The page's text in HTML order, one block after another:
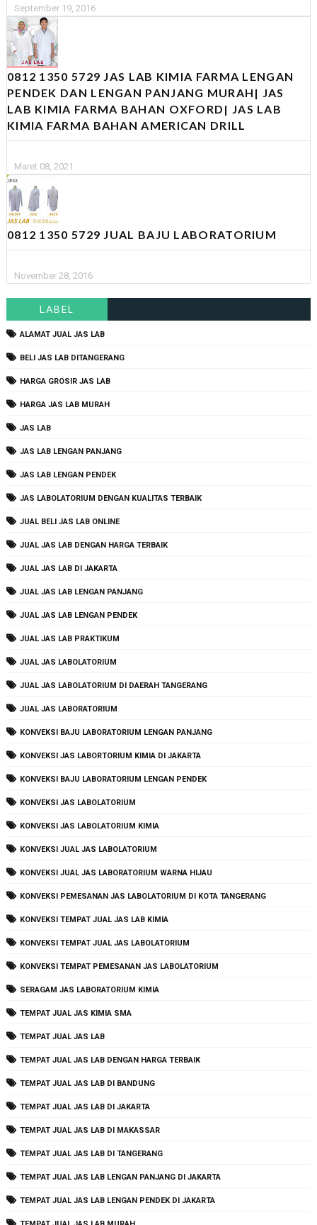
September 19, 2016
0812 1350 5729 JAS LAB KIMIA FARMA LENGAN
PENDEK DAN LENGAN PANJANG MURAH| JAS
LAB KIMIA FARMA BAHAN OXFORD| JAS LAB
KIMIA FARMA BAHAN AMERICAN DRILL
Maret 08, 2021
0812 1350 5729 JUAL BAJU LABORATORIUM
November 28, 2016
LABEL
ALAMAT JUAL JAS LAB
BELI JAS LAB DITANGERANG
HARGA GROSIR JAS LAB
HARGA JAS LAB MURAH
JAS LAB
JAS LAB LENGAN PANJANG
JAS LAB LENGAN PENDEK
JAS LABOLATORIUM DENGAN KUALITAS TERBAIK
JUAL BELI JAS LAB ONLINE
JUAL JAS LAB DENGAN HARGA TERBAIK
JUAL JAS LAB DI JAKARTA
JUAL JAS LAB LENGAN PANJANG
JUAL JAS LAB LENGAN PENDEK
JUAL JAS LAB PRAKTIKUM
JUAL JAS LABOLATORIUM
JUAL JAS LABOLATORIUM DI DAERAH TANGERANG
JUAL JAS LABORATORIUM
KONVEKSI BAJU LABORATORIUM LENGAN PANJANG
KONVEKSI JAS LABORTORIUM KIMIA DI JAKARTA
KONVEKSI BAJU LABORATORIUM LENGAN PENDEK
KONVEKSI JAS LABOLATORIUM
KONVEKSI JAS LABOLATORIUM KIMIA
KONVEKSI JUAL JAS LABOLATORIUM
KONVEKSI JUAL JAS LABORATORIUM WARNA HIJAU
KONVEKSI PEMESANAN JAS LABOLATORIUM DI KOTA TANGERANG
KONVEKSI TEMPAT JUAL JAS LAB KIMIA
KONVEKSI TEMPAT JUAL JAS LABOLATORIUM
KONVEKSI TEMPAT PEMESANAN JAS LABOLATORIUM
SERAGAM JAS LABORATORIUM KIMIA
TEMPAT JUAL JAS KIMIA SMA
TEMPAT JUAL JAS LAB
TEMPAT JUAL JAS LAB DENGAN HARGA TERBAIK
TEMPAT JUAL JAS LAB DI BANDUNG
TEMPAT JUAL JAS LAB DI JAKARTA
TEMPAT JUAL JAS LAB DI MAKASSAR
TEMPAT JUAL JAS LAB DI TANGERANG
TEMPAT JUAL JAS LAB LENGAN PANJANG DI JAKARTA
TEMPAT JUAL JAS LAB LENGAN PENDEK DI JAKARTA